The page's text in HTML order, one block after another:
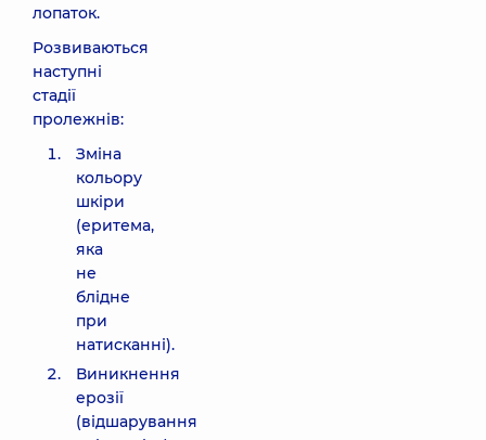
лопаток.
Розвиваються
наступні
стадії
пролежнів:
Зміна
кольору
шкіри
(еритема,
яка
не
блідне
при
натисканні).
Виникнення
ерозії
(відшарування